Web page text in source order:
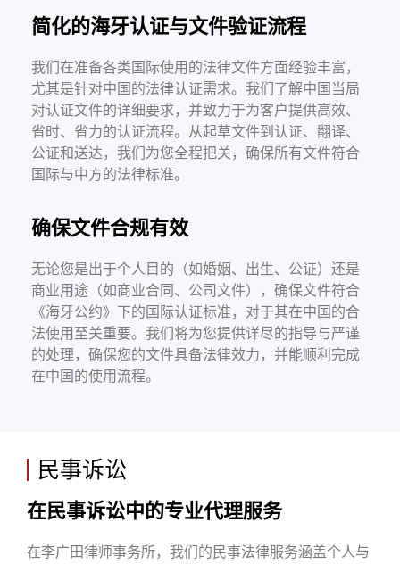
简化的海牙认证与文件验证流程
我们在准备各类国际使用的法律文件方面经验丰富，
尤其是针对中国的法律认证需求。我们了解中国当局
对认证文件的详细要求，并致力于为客户提供高效、
省时、省力的认证流程。从起草文件到认证、翻译、
公证和送达，我们为您全程把关，确保所有文件符合
国际与中方的法律标准。
确保文件合规有效
无论您是出于个人目的（如婚姻、出生、公证）还是
商业用途（如商业合同、公司文件），确保文件符合
《海牙公约》下的国际认证标准，对于其在中国的合
法使用至关重要。我们将为您提供详尽的指导与严谨
的处理，确保您的文件具备法律效力，并能顺利完成
在中国的使用流程。
民事诉讼
在民事诉讼中的专业代理服务
在李广田律师事务所，我们的民事法律服务涵盖个人与